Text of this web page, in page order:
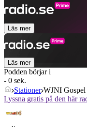
Läs mer
Läs mer
Podden börjar i
- 0 sek.
Stationer WJNI
Lyssna gratis på den här